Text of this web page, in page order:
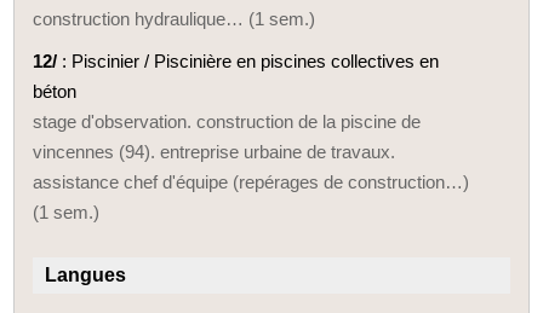
construction hydraulique… (1 sem.)
12/ : Piscinier / Piscinière en piscines collectives en
béton
stage d'observation. construction de la piscine de
vincennes (94). entreprise urbaine de travaux.
assistance chef d'équipe (repérages de construction…)
(1 sem.)
Langues